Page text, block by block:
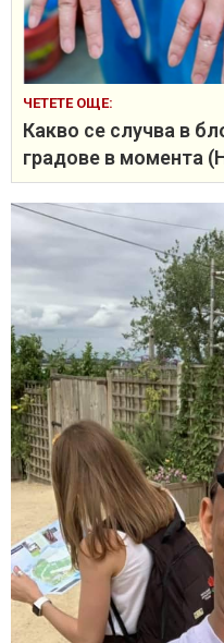
ЧЕТЕТЕ ОЩЕ:
Какво се случва в
градове в момента